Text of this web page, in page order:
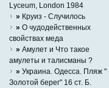
Lyceum, London 1984
» Круиз - Случилось
» О чудодейственных
свойствах меда
» Амулет и Что такое
амулеты и талисманы ?
» Украина. Одесса. Пляж "
Золотой берег" 16 ст. Б.